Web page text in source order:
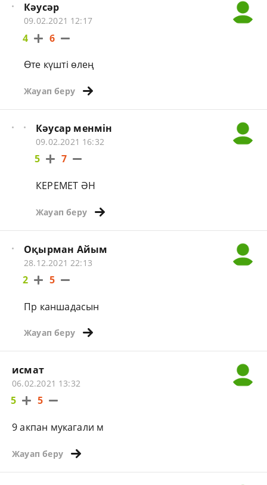
Кәусәр
09.02.2021 12:17
4 6
Өте күшті өлең
Жауап беру
Кәусар менмін
09.02.2021 16:32
5 7
КЕРЕМЕТ ӘН
Жауап беру
Оқырман Айым
28.12.2021 22:13
2 5
Пр каншадасын
Жауап беру
исмат
06.02.2021 13:32
5 5
9 акпан мукагали м
Жауап беру